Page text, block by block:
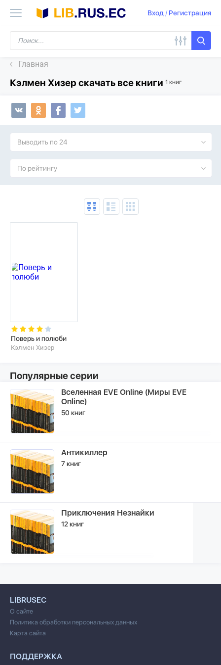
Вход/ Регистрация
Главная
Кэлмен Хизер скачать все книги 1 книг
Выводить по 24
По рейтингу
Поверь и полюби
Кэлмен Хизер
Популярные серии
Вселенная EVE Online (Миры EVE
Online)
50 книг
Антикиллер
7 книг
Приключения Незнайки
12 книг
LIBRUSEC
О сайте
Политика обработки персональных данных
Карта сайта
ПОДДЕРЖКА